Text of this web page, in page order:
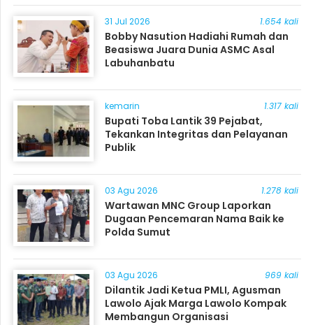
31 Jul 2026 1.654 kali
Bobby Nasution Hadiahi Rumah dan
Beasiswa Juara Dunia ASMC Asal
Labuhanbatu
kemarin 1.317 kali
Bupati Toba Lantik 39 Pejabat,
Tekankan Integritas dan Pelayanan
Publik
03 Agu 2026 1.278 kali
Wartawan MNC Group Laporkan
Dugaan Pencemaran Nama Baik ke
Polda Sumut
03 Agu 2026 969 kali
Dilantik Jadi Ketua PMLI, Agusman
Lawolo Ajak Marga Lawolo Kompak
Membangun Organisasi